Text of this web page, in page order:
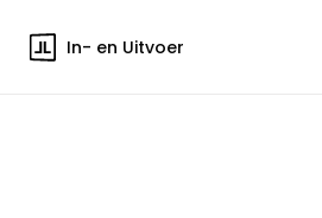
In- en Uitvoer